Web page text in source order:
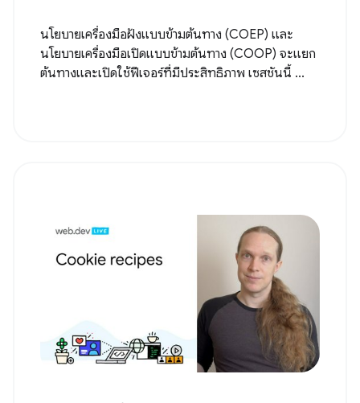
นโยบายเครื่องมือฝังแบบข้ามต้นทาง (COEP) และ
นโยบายเครื่องมือเปิดแบบข้ามต้นทาง (COOP) จะแยก
ต้นทางและเปิดใช้ฟีเจอร์ที่มีประสิทธิภาพ เซสชันนี้ ...